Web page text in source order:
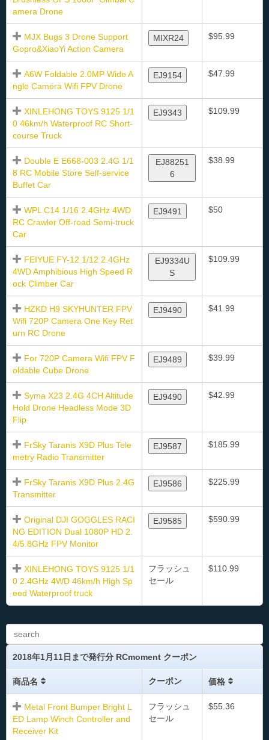
amera Drone
MJX Bugs 3 Drone Support
Gopro&XiaoYi Action Camera
MIXR24 $95.99
A6W Foldable 2.0MP Wide A
ngle Camera Wifi FPV Drone
EJ9154 $47.99
XINLEHONG TOYS 9125 1/1
0 46km/h Waterproof RC Short-
course Truck
EJ9343 $109.99
Double E E668-003 2.4G 1/1
8 RC Mobile Store Self-service
Buffet Car
EJ88251
6
$38.99
WPL C14 1/16 2.4GHz 4WD
RC Crawler Off-road Semi-truck
Car
EJ9491 $50
FEIYUE FY-12 1/12 2.4GHz
4WD Amphibious High Speed R
ock Climber Car
EJ9334U
S
$109.99
HZKD H9 SKYHUNTER FPV
Wifi 720P Camera One Key Ret
urn RC Drone
EJ9490 $41.99
For 720P Camera Wifi FPV F
oldable Cube Drone
EJ9489 $39.99
Syma X23 2.4G 4CH Altitude
Hold Drone Headless Mode 3D
Flip
EJ9490 $42.99
FrSky Taranis X9D Plus Tele
metry Radio Transmitter
EJ9587 $185.99
FrSky Taranis X9D Plus 2.4G
Transmitter
EJ9586 $225.99
Original DJI GOGGLES RACI
NG EDITION Dual 1080P HD 2.
4/5.8GHz FPV Monitor
EJ9585 $590.99
XINLEHONG TOYS 9125 1/1
0 2.4GHz 4WD 46km/h High Sp
eed Waterproof truck
フラッシュ
セール
$110.99
2018年1月11日まで発行分 RCmoment クーポン
商品名 クーポン 価格
Metal Front Bumper Bright L
ED Lamp Winch Controller and
Receiver Kit
フラッシュ
セール
$55.36